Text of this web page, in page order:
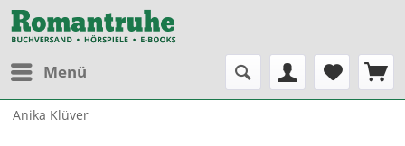
Menü
Anika Klüver